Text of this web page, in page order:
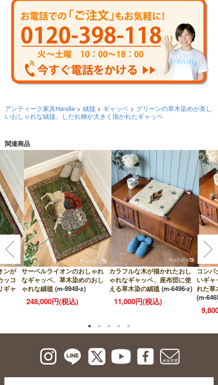
アンティーク家具Handle > 絨毯 > ギャッベ > グリーンの草木染めが美し
いおしゃれな絨毯、しだれ柳が大きく描かれたギャッベ
関連商品
ンが
ッコ
ギャ
サーベルライオンのおしゃれ
なギャッベ、草木染めのおし
ゃれな絨毯 (m-9948-z)
248,000円(税込)
カラフルな木が描かれたおし
ゃれなギャッベ、座布団に使
える草木染の絨毯 (m-6496-z)
11,000円(税込)
コン
いギャ
れた草
(m-